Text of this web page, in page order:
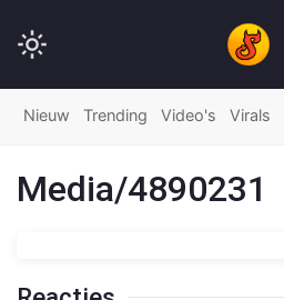
Nieuw Trending Video's Virals
Media/4890231